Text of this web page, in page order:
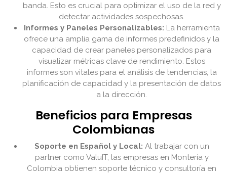
banda. Esto es crucial para optimizar el uso de la red y
detectar actividades sospechosas.
Informes y Paneles Personalizables: La herramienta
ofrece una amplia gama de informes predefinidos y la
capacidad de crear paneles personalizados para
visualizar métricas clave de rendimiento. Estos
informes son vitales para el análisis de tendencias, la
planificación de capacidad y la presentación de datos
a la dirección.
Beneficios para Empresas
Colombianas
Soporte en Español y Local: Al trabajar con un
partner como ValuIT, las empresas en Montería y
Colombia obtienen soporte técnico y consultoría en